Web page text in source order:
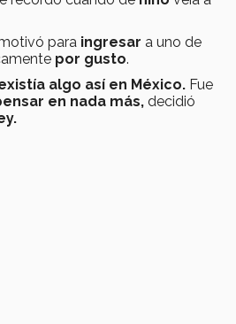
para ingresar a uno de
por gusto.
algo así en México. Fue
en nada más, decidió